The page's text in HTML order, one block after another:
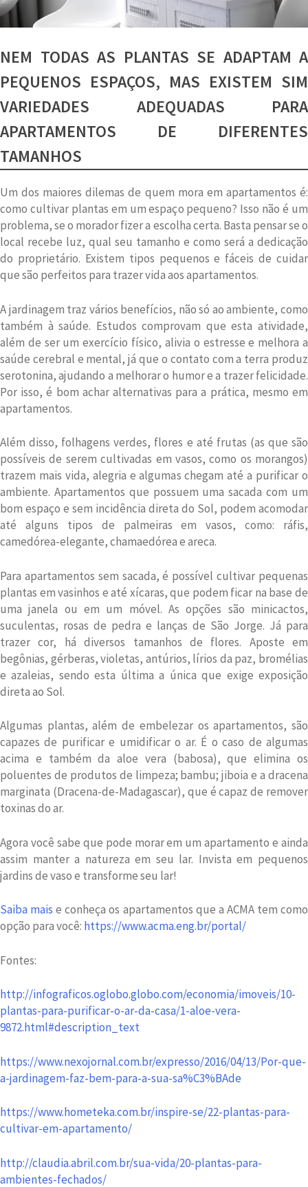
NEM TODAS AS PLANTAS SE ADAPTAM A
PEQUENOS ESPAÇOS, MAS EXISTEM SIM
VARIEDADES ADEQUADAS PARA
APARTAMENTOS DE DIFERENTES
TAMANHOS
Um dos maiores dilemas de quem mora em apartamentos é:
como cultivar plantas em um espaço pequeno? Isso não é um
problema, se o morador fizer a escolha certa. Basta pensar se o
local recebe luz, qual seu tamanho e como será a dedicação
do proprietário. Existem tipos pequenos e fáceis de cuidar
que são perfeitos para trazer vida aos apartamentos.
A jardinagem traz vários benefícios, não só ao ambiente, como
também à saúde. Estudos comprovam que esta atividade,
além de ser um exercício físico, alivia o estresse e melhora a
saúde cerebral e mental, já que o contato com a terra produz
serotonina, ajudando a melhorar o humor e a trazer felicidade.
Por isso, é bom achar alternativas para a prática, mesmo em
apartamentos.
Além disso, folhagens verdes, flores e até frutas (as que são
possíveis de serem cultivadas em vasos, como os morangos)
trazem mais vida, alegria e algumas chegam até a purificar o
ambiente. Apartamentos que possuem uma sacada com um
bom espaço e sem incidência direta do Sol, podem acomodar
até alguns tipos de palmeiras em vasos, como: ráfis,
camedórea-elegante, chamaedórea e areca.
Para apartamentos sem sacada, é possível cultivar pequenas
plantas em vasinhos e até xícaras, que podem ficar na base de
uma janela ou em um móvel. As opções são minicactos,
suculentas, rosas de pedra e lanças de São Jorge. Já para
trazer cor, há diversos tamanhos de flores. Aposte em
begônias, gérberas, violetas, antúrios, lírios da paz, bromélias
e azaleias, sendo esta última a única que exige exposição
direta ao Sol.
Algumas plantas, além de embelezar os apartamentos, são
capazes de purificar e umidificar o ar. É o caso de algumas
acima e também da aloe vera (babosa), que elimina os
poluentes de produtos de limpeza; bambu; jiboia e a dracena
marginata (Dracena-de-Madagascar), que é capaz de remover
toxinas do ar.
Agora você sabe que pode morar em um apartamento e ainda
assim manter a natureza em seu lar. Invista em pequenos
jardins de vaso e transforme seu lar!
Saiba mais e conheça os apartamentos que a ACMA tem como
opção para você: https://www.acma.eng.br/portal/
Fontes:
http://infograficos.oglobo.globo.com/economia/imoveis/10-
plantas-para-purificar-o-ar-da-casa/1-aloe-vera-
9872.html#description_text
https://www.nexojornal.com.br/expresso/2016/04/13/Por-que-
a-jardinagem-faz-bem-para-a-sua-sa%C3%BAde
https://www.hometeka.com.br/inspire-se/22-plantas-para-
cultivar-em-apartamento/
http://claudia.abril.com.br/sua-vida/20-plantas-para-
ambientes-fechados/